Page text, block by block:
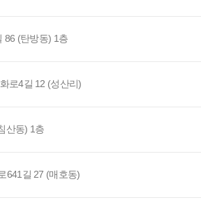
86 (탄방동) 1층
로4길 12 (성산리)
산동) 1층
641길 27 (매호동)